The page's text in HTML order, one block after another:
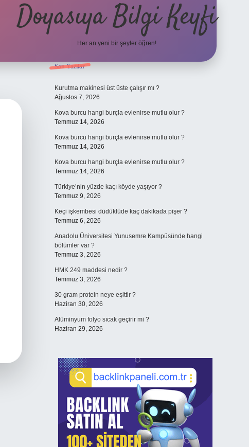
Doyasıya Bilgi Keyfi
Her an yeni bir şeyler öğren!
Sidebar
Son Yazılar
Kurutma makinesi üst üste çalışır mı ?
Ağustos 7, 2026
Kova burcu hangi burçla evlenirse mutlu olur ?
Temmuz 14, 2026
Kova burcu hangi burçla evlenirse mutlu olur ?
Temmuz 14, 2026
Kova burcu hangi burçla evlenirse mutlu olur ?
Temmuz 14, 2026
Türkiye’nin yüzde kaçı köyde yaşıyor ?
Temmuz 9, 2026
Keçi işkembesi düdüklüde kaç dakikada pişer ?
Temmuz 6, 2026
Anadolu Üniversitesi Yunusemre Kampüsünde hangi
bölümler var ?
Temmuz 3, 2026
HMK 249 maddesi nedir ?
Temmuz 3, 2026
30 gram protein neye eşittir ?
Haziran 30, 2026
Alüminyum folyo sıcak geçirir mi ?
Haziran 29, 2026